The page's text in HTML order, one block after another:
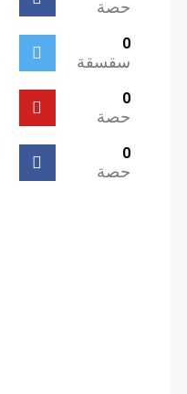
حصة
سقسقة
حصة
حصة